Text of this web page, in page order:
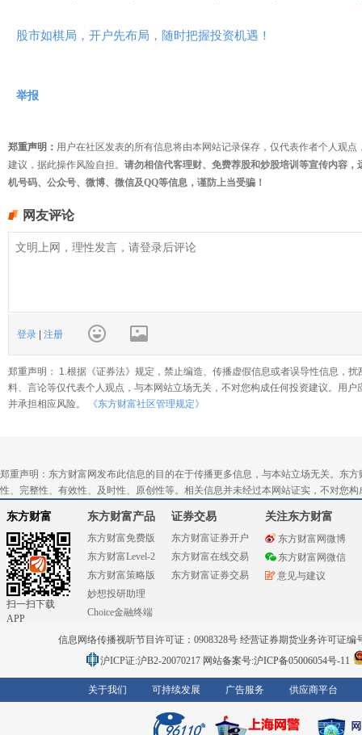
股市如棋局，开户先布局，随时把握投资机遇！
举报
郑重声明： 用户在社区发表的所有信息将由本网站记录保存，仅代表作者个人观
建议，据此操作风险自担。 请勿相信代客理财、免费荐股和炒股培训等宣传内容
机号码、公众号、微博、微信及QQ等信息，谨防上当受骗！
网友评论
登录 注册
郑重声明： 1.根据《证券法》规定，禁止编造、传播虚假信息或者误导性信息，
料、言论等仅代表个人观点，与本网站立场无关，不对您构成任何投资建议。用
并承担相应风险。
《东方财富社区管理规定》
郑重声明：东方财富网发布此信息的目的在于传播更多信息，与本站立场无关。东
性、完整性、有效性、及时性、原创性等。相关信息并未经过本网站证实，不对您
东方财富
扫一扫下载
APP
东方财富产品
东方财富免费版
东方财富Level-2
东方财富策略版
妙想投研助理
Choice金融终端
证券交易
东方财富证券开户
东方财富在线交易
东方财富证券交易
关注东方财富
东方财富网微博
东方财富网微信
意见与建议
信息网络传播视听节目许可证：0908328号 经营证券期货业务许可证编
沪ICP证:沪B2-20070217 网站备案号:沪ICP备05006054号-11
关于我们 可持续发展 广告服务 供应商平台